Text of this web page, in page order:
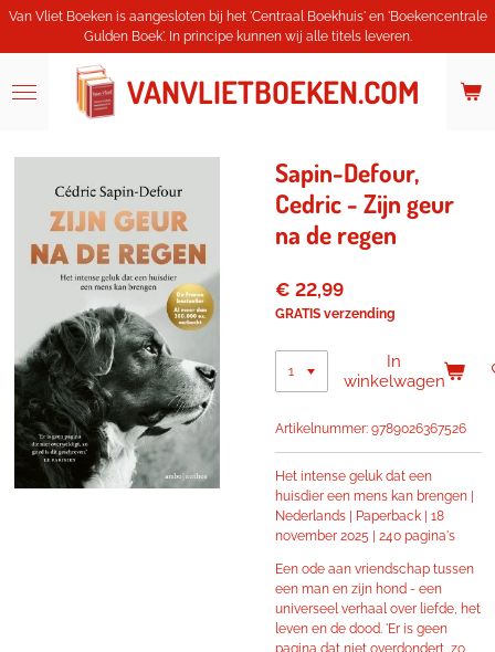
Ga
hoofdinhoud
VANVLIETBOEKEN.COM
Van Vliet Boeken is aangesloten bij het 'Centraal Boekhuis' en 'Boekencentrale
Gulden Boek'. In principe kunnen wij alle titels leveren.
Sapin-Defour,
Cedric - Zijn geur
na de regen
€ 22,99
GRATIS verzending
In
winkelwagen
Artikelnummer: 9789026367526
Het intense geluk dat een
huisdier een mens kan brengen |
Nederlands | Paperback | 18
november 2025 | 240 pagina's
Een ode aan vriendschap tussen
een man en zijn hond - een
universeel verhaal over liefde, het
leven en de dood. 'Er is geen
pagina dat niet overdondert, zo